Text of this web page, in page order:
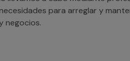
para arreglar y
negocios.